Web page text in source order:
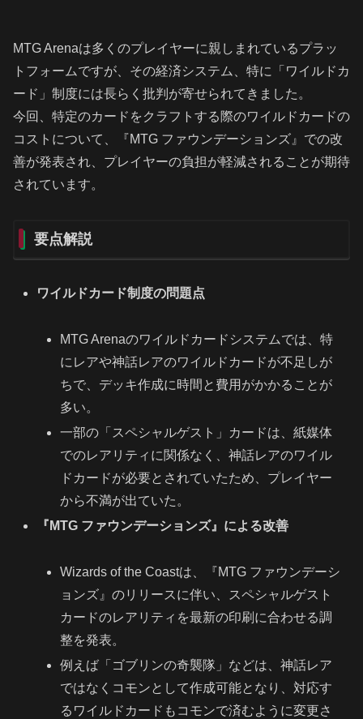
MTG Arenaは多くのプレイヤーに親しまれているプラッ
トフォームですが、その経済システム、特に「ワイルドカ
ード」制度には長らく批判が寄せられてきました。
今回、特定のカードをクラフトする際のワイルドカードの
コストについて、『MTG ファウンデーションズ』での改
善が発表され、プレイヤーの負担が軽減されることが期待
されています。
要点解説
ワイルドカード制度の問題点
MTG Arenaのワイルドカードシステムでは、特
にレアや神話レアのワイルドカードが不足しが
ちで、デッキ作成に時間と費用がかかることが
多い。
一部の「スペシャルゲスト」カードは、紙媒体
でのレアリティに関係なく、神話レアのワイル
ドカードが必要とされていたため、プレイヤー
から不満が出ていた。
『MTG ファウンデーションズ』による改善
Wizards of the Coastは、『MTG ファウンデーシ
ョンズ』のリリースに伴い、スペシャルゲスト
カードのレアリティを最新の印刷に合わせる調
整を発表。
例えば「ゴブリンの奇襲隊」などは、神話レア
ではなくコモンとして作成可能となり、対応す
るワイルドカードもコモンで済むように変更さ